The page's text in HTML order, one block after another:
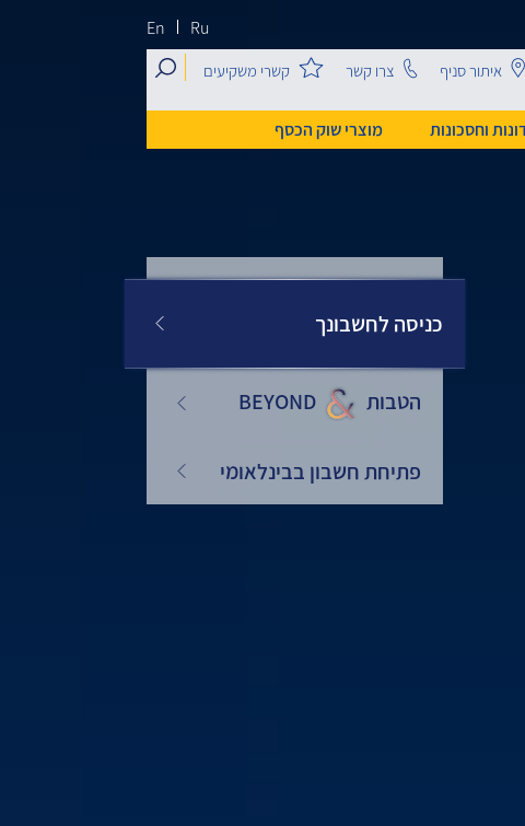
Ru
En
search איתור סניף צרו קשר קשרי משקיעים
וחסכונות
מוצרי שוק הכסף
כניסה לחשבונך
הטבות &
פתיחת חשבון בבינלאומי